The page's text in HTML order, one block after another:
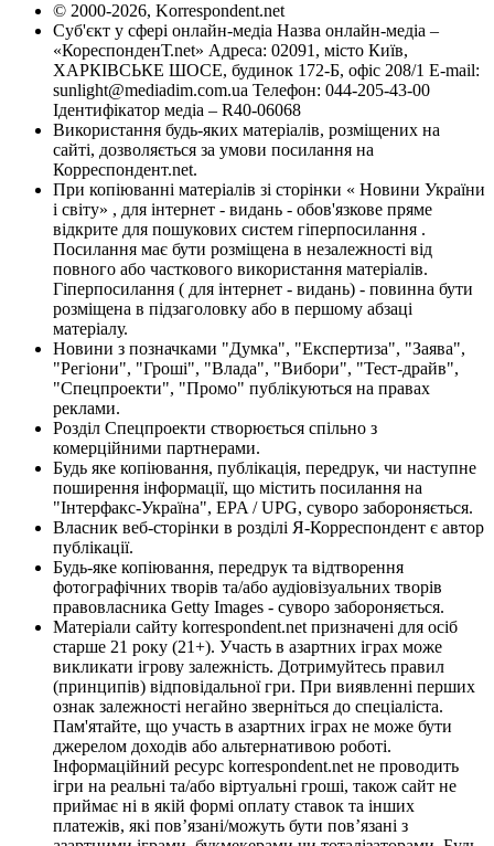
© 2000-2026, Korrespondent.net
Суб'єкт у сфері онлайн-медіа Назва онлайн-медіа –
«КореспонденТ.net» Адреса: 02091, місто Київ,
ХАРКІВСЬКЕ ШОСЕ, будинок 172-Б, офіс 208/1 E-mail:
sunlight@mediadim.com.ua Телефон: 044-205-43-00
Ідентифікатор медіа – R40-06068
Використання будь-яких матеріалів, розміщених на
сайті, дозволяється за умови посилання на
Корреспондент.net.
При копіюванні матеріалів зі сторінки « Новини України
і світу» , для інтернет - видань - обов'язкове пряме
відкрите для пошукових систем гіперпосилання .
Посилання має бути розміщена в незалежності від
повного або часткового використання матеріалів.
Гіперпосилання ( для інтернет - видань) - повинна бути
розміщена в підзаголовку або в першому абзаці
матеріалу.
Новини з позначками "Думка", "Експертиза", "Заява",
"Регіони", "Гроші", "Влада", "Вибори", "Тест-драйв",
"Спецпроекти", "Промо" публікуються на правах
реклами.
Розділ Спецпроекти створюється спільно з
комерційними партнерами.
Будь яке копіювання, публікація, передрук, чи наступне
поширення інформації, що містить посилання на
"Інтерфакс-Україна", EPA / UPG, суворо забороняється.
Власник веб-сторінки в розділі Я-Корреспондент є автор
публікації.
Будь-яке копіювання, передрук та відтворення
фотографічних творів та/або аудіовізуальних творів
правовласника Getty Images - суворо забороняється.
Матеріали сайту korrespondent.net призначені для осіб
старше 21 року (21+). Участь в азартних іграх може
викликати ігрову залежність. Дотримуйтесь правил
(принципів) відповідальної гри. При виявленні перших
ознак залежності негайно зверніться до спеціаліста.
Пам'ятайте, що участь в азартних іграх не може бути
джерелом доходів або альтернативою роботі.
Інформаційний ресурс korrespondent.net не проводить
ігри на реальні та/або віртуальні гроші, також сайт не
приймає ні в якій формі оплату ставок та інших
платежів, які пов’язані/можуть бути пов’язані з